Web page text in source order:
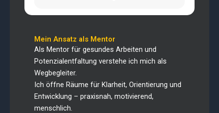
Mein Ansatz als Mentor
Als Mentor für gesundes Arbeiten und
Potenzialentfaltung verstehe ich mich als
Wegbegleiter.
Ich öffne Räume für Klarheit, Orientierung und
Entwicklung – praxisnah, motivierend,
menschlich.